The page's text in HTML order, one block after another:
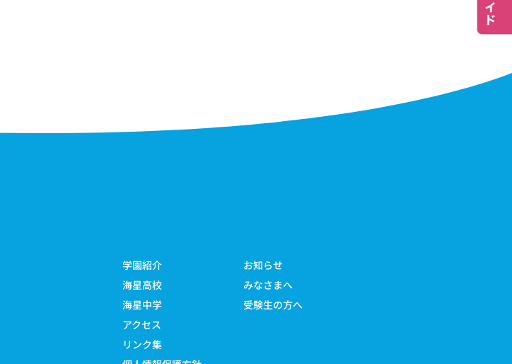
学園紹介
海星高校
海星中学
アクセス
リンク集
お知らせ
みなさまへ
受験生の方へ